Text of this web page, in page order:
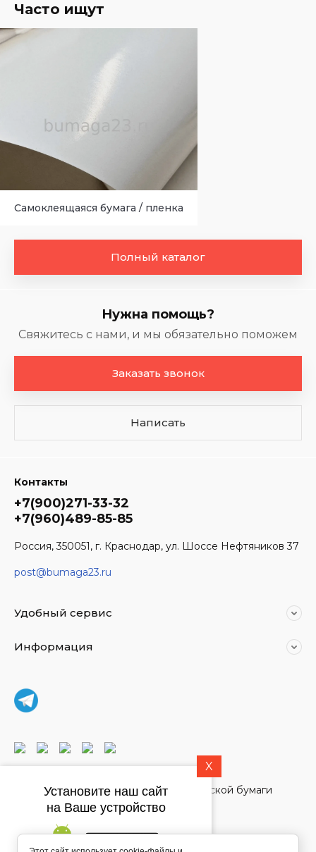
Часто ищут
Самоклеящаяся бумага / пленка
Полный каталог
Нужна помощь?
Свяжитесь с нами, и мы обязательно поможем
Заказать звонок
Написать
Контакты
+7(900)271-33-32
+7(960)489-85-85
Россия, 350051, г. Краснодар, ул. Шоссе Нефтяников 37
post@bumaga23.ru
Удобный сервис
Информация
© 2021 - 2026 Магазин дизайнерской бумаги
X
Установите наш сайт
на Ваше устройство